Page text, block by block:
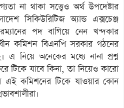
না থাকা সত্ত্বেও অর্থ উপদেষ্টার
সিকিউরিটিজ অ্যান্ড এক্সচেঞ্জ
পদ বাগিয়ে নেন খন্দকার
কমিশন বিএনপি সরকার গঠনের
নিয়ে অনেকের মধ্যে নানা প্রশ্ন
টিকে যাবে কিনা, তা নিয়েও কারো
এই কমিশনের টিকে যাওয়ার কোন